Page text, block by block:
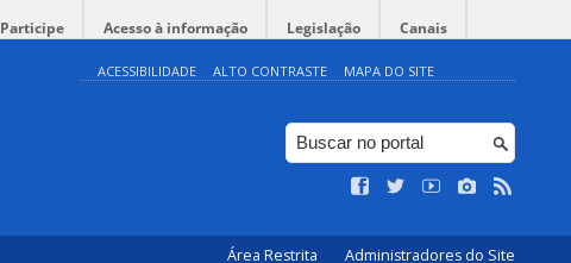
Participe Acesso à informação Legislação Canais
ACESSIBILIDADE ALTO CONTRASTE MAPA DO SITE
Área Restrita Administradores do Site